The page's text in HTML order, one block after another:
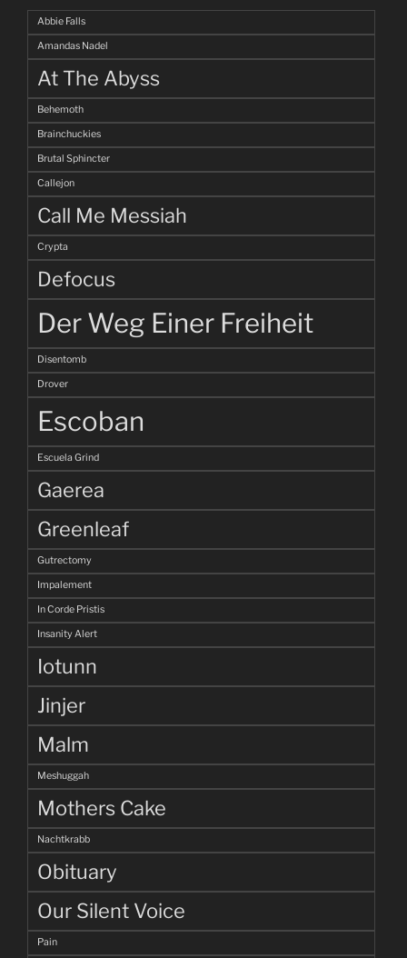
Abbie Falls
Amandas Nadel
At The Abyss
Behemoth
Brainchuckies
Brutal Sphincter
Callejon
Call Me Messiah
Crypta
Defocus
Der Weg Einer Freiheit
Disentomb
Drover
Escoban
Escuela Grind
Gaerea
Greenleaf
Gutrectomy
Impalement
In Corde Pristis
Insanity Alert
Iotunn
Jinjer
Malm
Meshuggah
Mothers Cake
Nachtkrabb
Obituary
Our Silent Voice
Pain